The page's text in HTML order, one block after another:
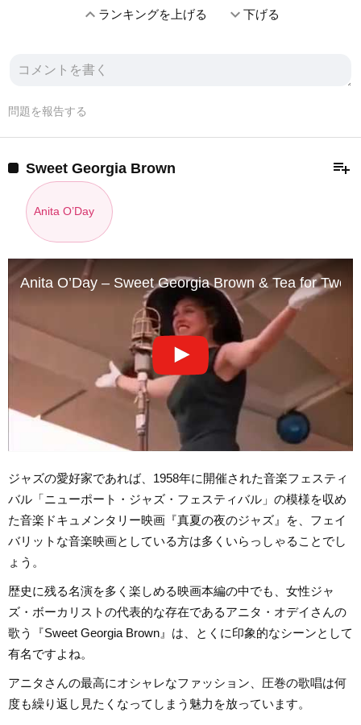
expand_lessランキングを上げる expand_more下げる
問題を報告する
playlist_add
Sweet Georgia Brown
Anita O’Day
Anita O’Day – Sweet Georgia Brown & Tea for Two
ジャズの愛好家であれば、1958年に開催された音楽フェスティ
バル「ニューポート・ジャズ・フェスティバル」の模様を収め
た音楽ドキュメンタリー映画『真夏の夜のジャズ』を、フェイ
バリットな音楽映画としている方は多くいらっしゃることでし
ょう。
歴史に残る名演を多く楽しめる映画本編の中でも、女性ジャ
ズ・ボーカリストの代表的な存在であるアニタ・オデイさんの
歌う『Sweet Georgia Brown』は、とくに印象的なシーンとして
有名ですよね。
アニタさんの最高にオシャレなファッション、圧巻の歌唱は何
度も繰り返し見たくなってしまう魅力を放っています。